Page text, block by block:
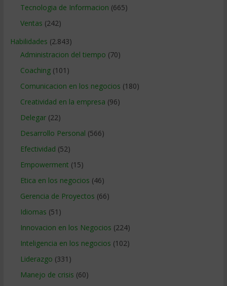
Tecnologia de Informacion (665)
Ventas (242)
Habilidades (2.843)
Administracion del tiempo (70)
Coaching(101)
Comunicacion en los negocios (180)
Creatividad en la empresa (96)
Delegar(22)
Desarrollo Personal (566)
Efectividad (52)
Empowerment (15)
Etica en los negocios (46)
Gerencia de Proyectos (66)
Idiomas (51)
Innovacion en los Negocios (224)
Inteligencia en los negocios (102)
Liderazgo (331)
Manejo de crisis (60)